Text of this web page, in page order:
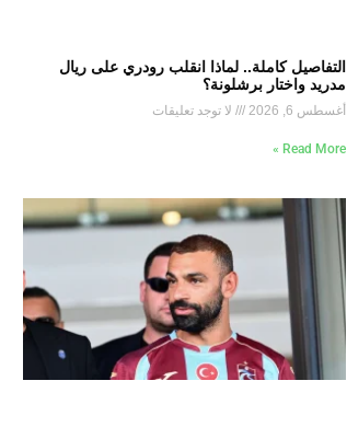
التفاصيل كاملة.. لماذا انقلب رودري على ريال
مدريد واختار برشلونة؟
أغسطس 6, 2026 لا توجد تعليقات
Read More »